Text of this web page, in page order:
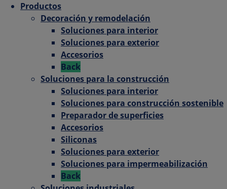
Productos
Decoración y remodelación
Soluciones para interior
Soluciones para exterior
Accesorios
Back
Soluciones para la construcción
Soluciones para interior
Soluciones para construcción sostenible
Preparador de superficies
Accesorios
Siliconas
Soluciones para exterior
Soluciones para impermeabilización
Back